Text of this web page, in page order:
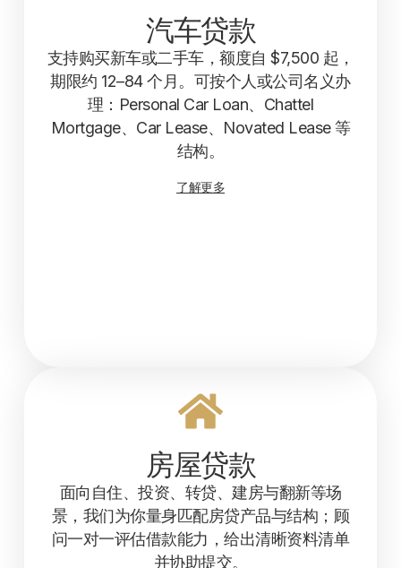
汽车贷款
支持购买新车或二手车，额度自 $7,500 起，
期限约 12–84 个月。可按个人或公司名义办
理：Personal Car Loan、Chattel
Mortgage、Car Lease、Novated Lease 等
结构。
了解更多
房屋贷款
面向自住、投资、转贷、建房与翻新等场
景，我们为你量身匹配房贷产品与结构；顾
问一对一评估借款能力，给出清晰资料清单
并协助提交。